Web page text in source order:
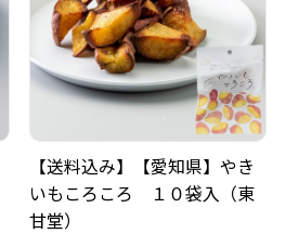
【送料込み】【愛知県】やき
いもころころ １０袋入（東
甘堂）